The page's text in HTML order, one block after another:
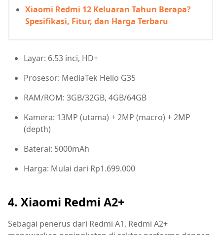
Xiaomi Redmi 12 Keluaran Tahun Berapa?
Spesifikasi, Fitur, dan Harga Terbaru
Layar: 6.53 inci, HD+
Prosesor: MediaTek Helio G35
RAM/ROM: 3GB/32GB, 4GB/64GB
Kamera: 13MP (utama) + 2MP (macro) + 2MP
(depth)
Baterai: 5000mAh
Harga: Mulai dari Rp1.699.000
4. Xiaomi Redmi A2+
Sebagai penerus dari Redmi A1, Redmi A2+